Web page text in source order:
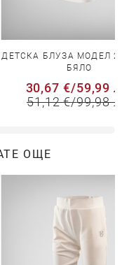
ДЕТСКА БЛУЗА МОДЕЛ
БЯЛО
30,67 €/59,99
51,12 €/99,98
ОЩЕ